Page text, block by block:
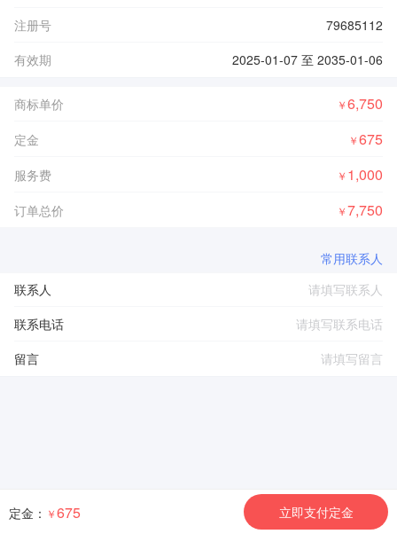
注册号
79685112
有效期
2025-01-07 至 2035-01-06
商标单价 ￥6,750
定金 ￥675
服务费 ￥ 1,000
订单总价 ￥7,750
常用联系人
联系人
联系电话
留言
定金： ￥675 立即支付定金